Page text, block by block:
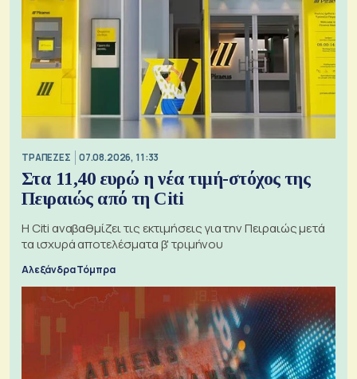
ΤΡΑΠΕΖΕΣ 07.08.2026, 11:33
Στα 11,40 ευρώ η νέα τιμή-στόχος της
Πειραιώς από τη Citi
Η Citi αναβαθμίζει τις εκτιμήσεις για την Πειραιώς μετά
τα ισχυρά αποτελέσματα β' τριμήνου
Αλεξάνδρα Τόμπρα